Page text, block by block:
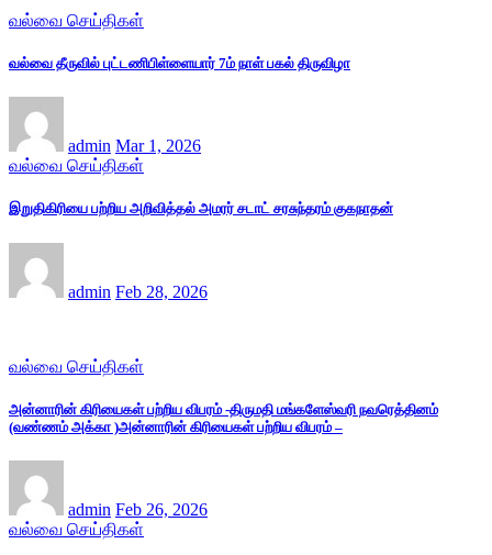
வல்வை செய்திகள்
வல்வை தீருவில் புட்டணிபிள்ளையார் 7ம் நாள் பகல் திருவிழா
admin Mar 1, 2026
வல்வை செய்திகள்
இறுதிகிரியை பற்றிய அறிவித்தல் அமரர் சடாட் சரசுந்தரம் குகநாதன்
admin Feb 28, 2026
வல்வை செய்திகள்
அன்னாரின் கிரியைகள் பற்றிய விபரம் -திருமதி மங்களேஸ்வரி நவரெத்தினம்
(வண்ணம் அக்கா )அன்னாரின் கிரியைகள் பற்றிய விபரம் –
admin Feb 26, 2026
வல்வை செய்திகள்